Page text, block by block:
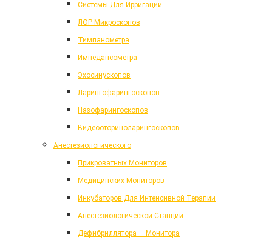
Системы Для Ирригации
ЛОР Микроскопов
Тимпанометра
Импедансометра
Эхосинускопов
Ларингофарингоскопов
Назофарингоскопов
Видеооториноларингоскопов
Анестезиологического
Прикроватных Мониторов
Медицинских Мониторов
Инкубаторов Для Интенсивной Терапии
Анестезиологической Станции
Дефибриллятора — Монитора